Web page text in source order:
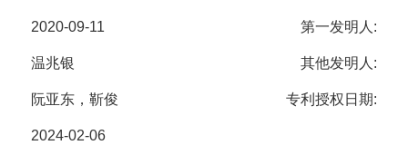
2020-09-11 第一发明人:
温兆银 其他发明人:
阮亚东，靳俊 专利授权日期:
2024-02-06